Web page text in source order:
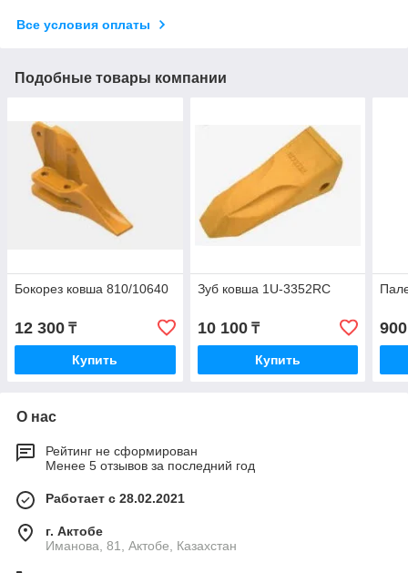
Все условия оплаты
Подобные товары компании
Бокорез ковша 810/10640
12 300 ₸
Купить
Зуб ковша 1U-3352RC
10 100₸
Купить
900
О нас
Рейтинг не сформирован
Менее 5 отзывов за последний год
Работает с 28.02.2021
г. Актобе
Иманова, 81, Актобе, Казахстан